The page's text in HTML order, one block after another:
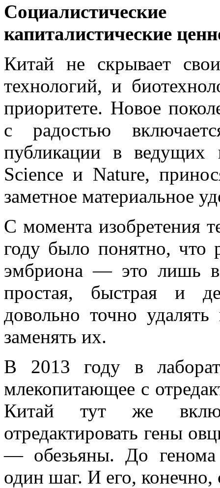
капиталистические
Китай не скрывает
технологий, и
приоритете. Новое
с радостью
публикации в ведущих
Science и Nature,
заметное материальное
С момента изобретения
году было понятно, что
эмбриона — это лишь
простая, быстрая и
довольно точно
заменять их.
В 2013 году в
млекопитающее с
Китай тут же
отредактировать гены
— обезьяны. До генома
один шаг. И его, конечно,